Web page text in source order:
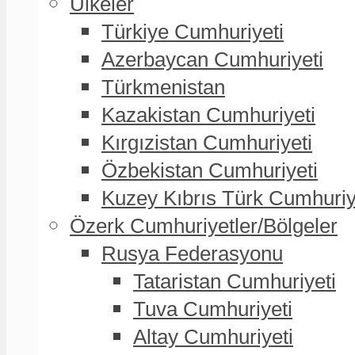
Türkiye Cumhuriyeti
Azerbaycan Cumhuriyeti
Türkmenistan
Kazakistan Cumhuriyeti
Kırgızistan Cumhuriyeti
Özbekistan Cumhuriyeti
Kuzey Kıbrıs Türk
Özerk Cumhuriyetler/Bölgeler
Rusya Federasyonu
Tataristan Cumhuriyeti
Tuva Cumhuriyeti
Altay Cumhuriyeti